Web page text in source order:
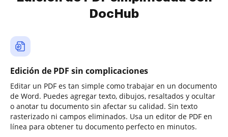
DocHub
Edición de PDF sin complicaciones
Editar un PDF es tan simple como trabajar en un documento
de Word. Puedes agregar texto, dibujos, resaltados y ocultar
o anotar tu documento sin afectar su calidad. Sin texto
rasterizado ni campos eliminados. Usa un editor de PDF en
línea para obtener tu documento perfecto en minutos.